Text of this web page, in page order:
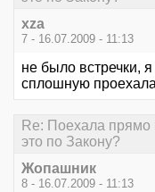
xza
7 - 16.07.2009 - 11:13
не было встречки,
сплошную
Re: Поехала прямо
это по Закону?
Жопашник
8 - 16.07.2009 - 11:13